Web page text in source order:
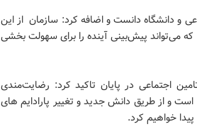
و دانشگاه دانست و اضافه کرد: سازمان از این
می‌تواند پیش‌بینی آینده را برای سهولت بخشی
اجتماعی در پایان تاکید کرد: رضایت‌مندی
و از طریق دانش جدید و تغییر پارادایم های
خواهیم کرد.